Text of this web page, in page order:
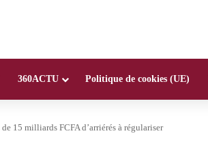
360ACTU Politique de cookies (UE)
15 milliards FCFA d’arriérés à régulariser